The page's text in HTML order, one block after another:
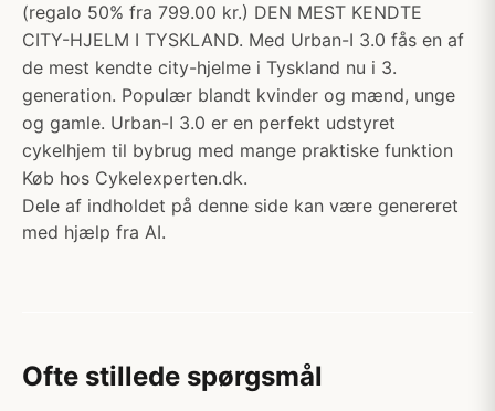
(regalo 50% fra 799.00 kr.) DEN MEST KENDTE
CITY-HJELM I TYSKLAND. Med Urban-I 3.0 fås en af
de mest kendte city-hjelme i Tyskland nu i 3.
generation. Populær blandt kvinder og mænd, unge
og gamle. Urban-I 3.0 er en perfekt udstyret
cykelhjem til bybrug med mange praktiske funktion
Køb hos Cykelexperten.dk.
Dele af indholdet på denne side kan være genereret
med hjælp fra AI.
Ofte stillede spørgsmål